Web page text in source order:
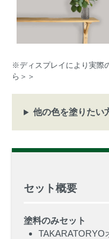
※ディスプレイにより実際
ら＞＞
他の色を塗りたい
セット概要
塗料のみセット
TAKARATORYO